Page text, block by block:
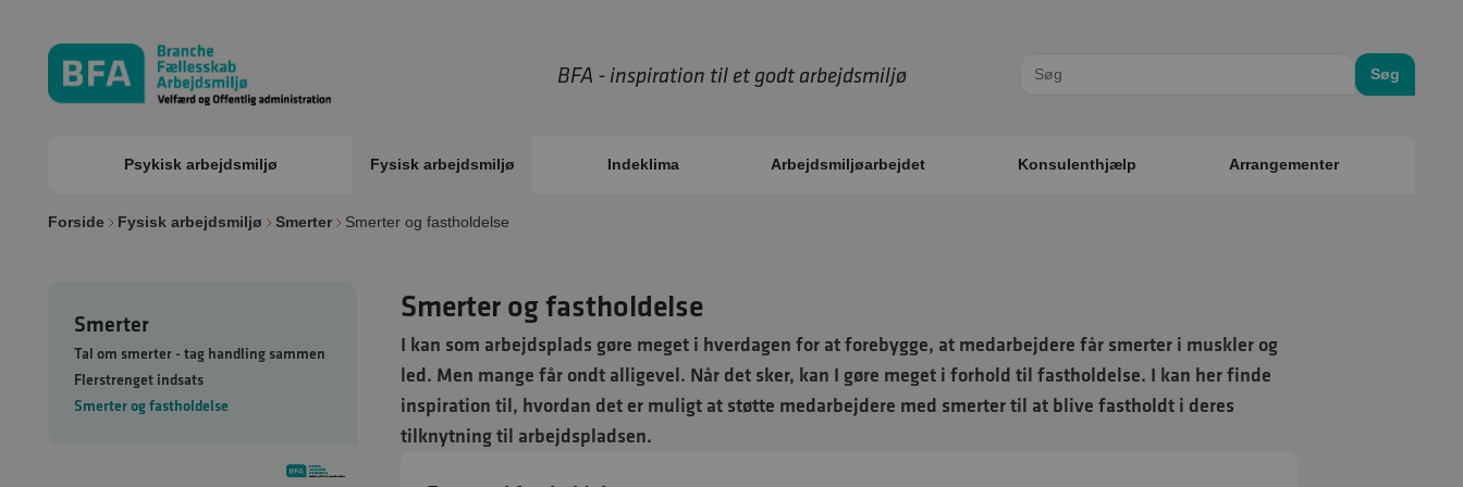
BFA - inspiration til et godt arbejdsmiljø Søg
Psykisk arbejdsmiljø Fysisk arbejdsmiljø Indeklima Arbejdsmiljøarbejdet Konsulenthjælp Arrangementer
Forside Fysisk arbejdsmiljø Smerter Smerter og fastholdelse
Smerter
Tal om smerter - tag handling sammen
Flerstrenget indsats
Smerter og fastholdelse
Smerter og fastholdelse
I kan som arbejdsplads gøre meget i hverdagen for at forebygge, at medarbejdere får smerter i muskler og
led. Men mange får ondt alligevel. Når det sker, kan I gøre meget i forhold til fastholdelse. I kan her finde
inspiration til, hvordan det er muligt at støtte medarbejdere med smerter til at blive fastholdt i deres
tilknytning til arbejdspladsen.